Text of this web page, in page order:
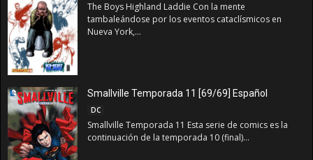
The Boys Highland Laddie Con la mente
tambaleándose por los eventos cataclísmicos en
Nueva York,...
Smallville Temporada 11 [69/69] Español
DC
Smallville Temporada 11 Esta serie de comics es la
continuación de la temporada 10 (final)...